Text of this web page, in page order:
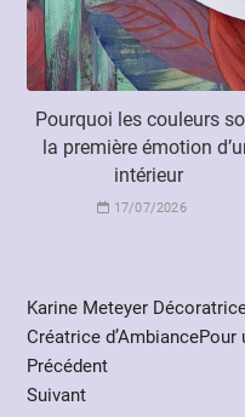
Pourquoi les couleurs
la première émotion
intérieur
17/07/2026
Karine Meteyer
Créatrice
Précédent
Suivant